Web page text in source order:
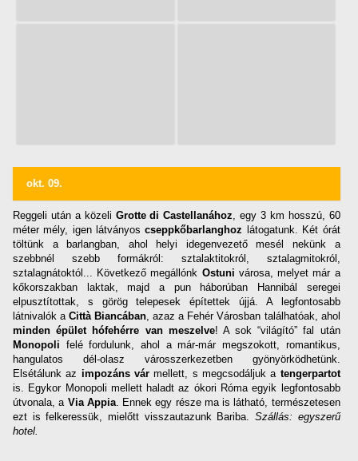
okt. 09.
Reggeli után a közeli Grotte di Castellanához , egy 3 km hosszú, 60
méter mély, igen látványoscseppkőbarlanghoz látogatunk. Két órát
töltünk a barlangban, ahol helyi idegenvezető mesél nekünk a
szebbnél szebb formákról: sztalaktitokról, sztalagmitokról,
sztalagnátoktól... Következő megállónk Ostuni városa, melyet már a
kőkorszakban laktak, majd a pun háborúban Hannibál seregei
elpusztítottak, s görög telepesek építettek újjá. A legfontosabb
látnivalók aCittà Biancában , azaz a Fehér Városban találhatóak, ahol
minden épület hófehérre van meszelve! A sok “világító” fal után
Monopoli felé fordulunk, ahol a már-már megszokott, romantikus,
hangulatos dél-olasz városszerkezetben gyönyörködhetünk.
Elsétálunk az impozáns vármellett, s megcsodáljuk a tengerpartot
is. Egykor Monopoli mellett haladt az ókori Róma egyik legfontosabb
útvonala, a Via Appia. Ennek egy része ma is látható, természetesen
ezt is felkeressük, mielőtt visszautazunk Bariba. Szállás: egyszerű
hotel.